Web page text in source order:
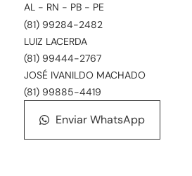
AL - RN - PB - PE
(81) 99284-2482
LUIZ LACERDA
(81) 99444-2767
JOSÉ IVANILDO MACHADO
(81) 99885-4419
Enviar WhatsApp